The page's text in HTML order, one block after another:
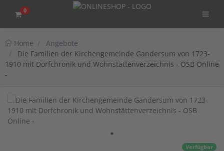
0
Home
Angebote
Die Familien der Kirchengemeinde Gandersum von 1723-
1910 mit Dorfchronik und Wohnstättenverzeichnis - OSB Online
-
Verfügbar